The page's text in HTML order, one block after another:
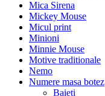
Mica Sirena
Mickey Mouse
Micul print
Minioni
Minnie Mouse
Motive traditionale
Nemo
Numere masa botez
Baieti